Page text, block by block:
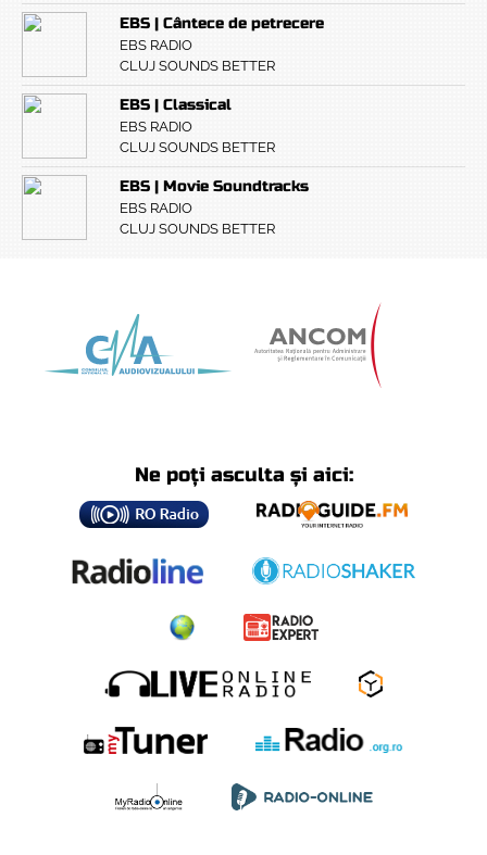
EBS | Cântece de petrecere
EBS RADIO
CLUJ SOUNDS BETTER
EBS | Classical
EBS RADIO
CLUJ SOUNDS BETTER
EBS | Movie Soundtracks
EBS RADIO
CLUJ SOUNDS BETTER
Ne poți asculta și aici: